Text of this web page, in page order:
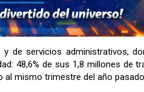
de servicios administrativos,
48,6% de sus 1,8 millones de
al mismo trimestre del año